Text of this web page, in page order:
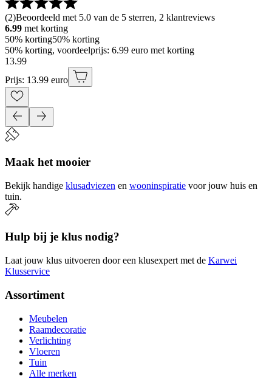
(2)Beoordeeld met 5.0 van de 5 sterren, 2 klantreviews
6.99 met korting
50% korting50% korting
50% korting, voordeelprijs: 6.99 euro met korting
13.99
Prijs: 13.99 euro
Maak het mooier
Bekijk handige klusadviezen en wooninspiratie voor jouw huis en
tuin.
Hulp bij je klus nodig?
Laat jouw klus uitvoeren door een klusexpert met de Karwei
Klusservice
Assortiment
Meubelen
Raamdecoratie
Verlichting
Vloeren
Tuin
Alle merken